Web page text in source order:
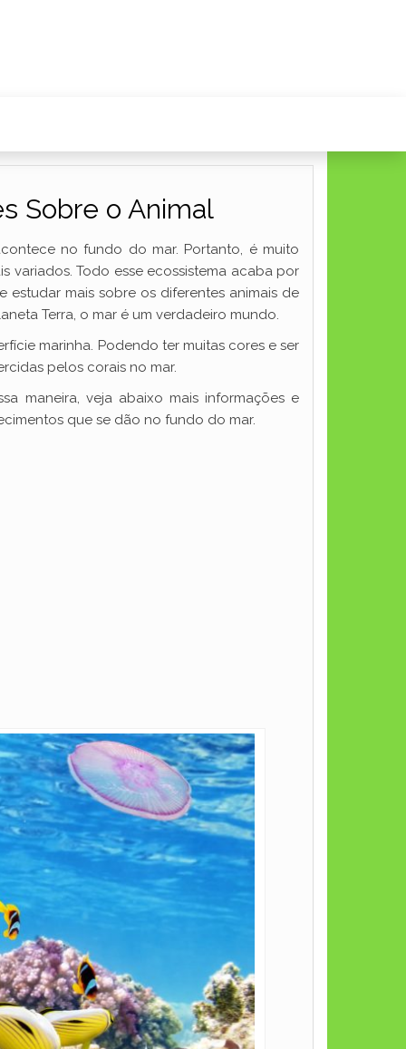
Sobre o Animal
no fundo do mar. Portanto, é muito
variados. Todo esse ecossistema acaba por
estudar mais sobre os diferentes animais de
Terra, o mar é um verdadeiro mundo.
marinha. Podendo ter muitas cores e ser
pelos corais no mar.
maneira, veja abaixo mais informações e
que se dão no fundo do mar.